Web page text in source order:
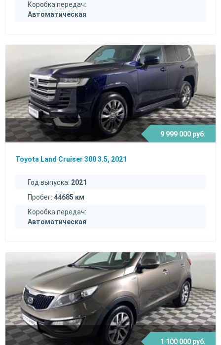
Коробка передач:
Автоматическая
9 999 000 руб.
Toyota Land Cruiser 300 3.5, 2021
Год выпуска: 2021
Пробег: 44685 км
Коробка передач:
Автоматическая
1 100 000 руб.